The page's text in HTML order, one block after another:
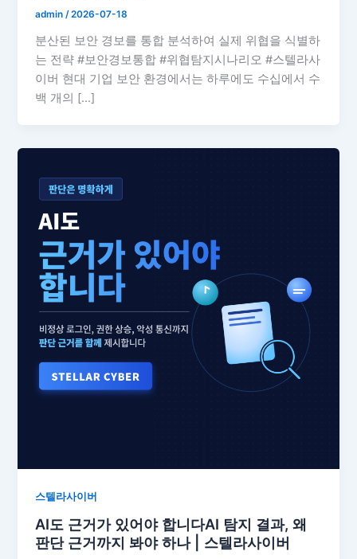
admin/2026-07-18
분산된 보안 경보를 통합 분석하여 실제 위협을 식별하
는 전략 #보안경보통합 #위협탐지시나리오 #스텔라사
이버 현대 기업 보안 환경에서는 하루에도 수십에서 수
백 개의 […]
스텔라사이버
AI도 근거가 있어야 합니다AI 탐지 결과, 왜
판단 근거까지 봐야 하나 | 스텔라사이버